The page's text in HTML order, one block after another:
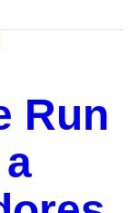
Run